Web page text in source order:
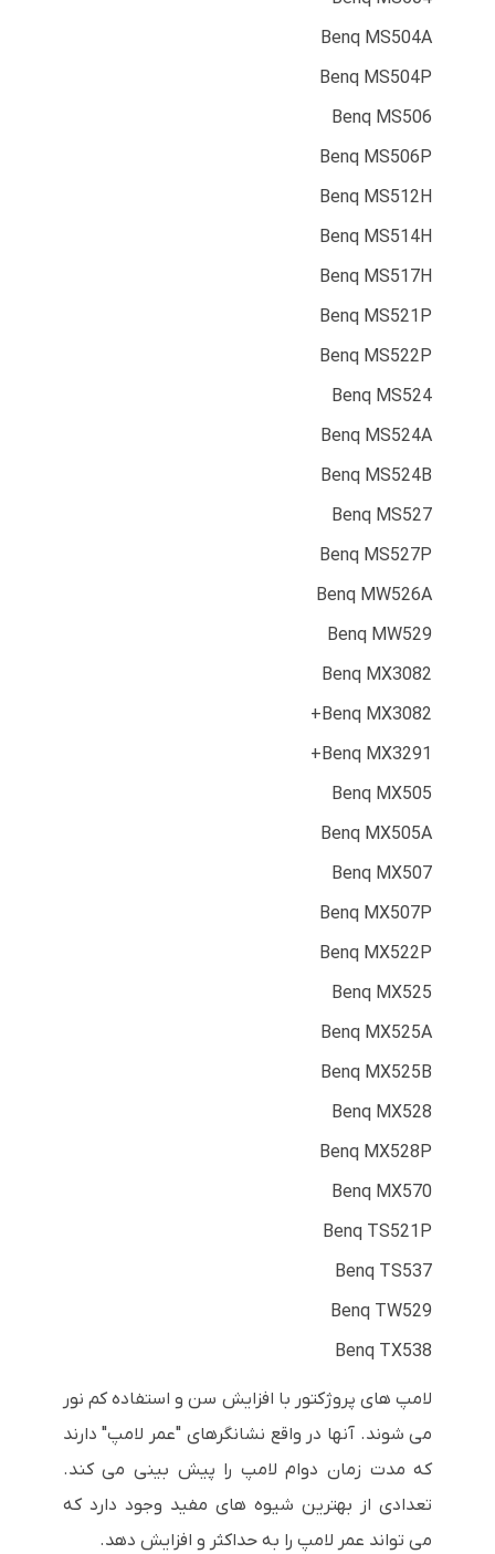
Benq MS504A
Benq MS504P
Benq MS506
Benq MS506P
Benq MS512H
Benq MS514H
Benq MS517H
Benq MS521P
Benq MS522P
Benq MS524
Benq MS524A
Benq MS524B
Benq MS527
Benq MS527P
Benq MW526A
Benq MW529
Benq MX3082
Benq MX3082+
Benq MX3291+
Benq MX505
Benq MX505A
Benq MX507
Benq MX507P
Benq MX522P
Benq MX525
Benq MX525A
Benq MX525B
Benq MX528
Benq MX528P
Benq MX570
Benq TS521P
Benq TS537
Benq TW529
Benq TX538
لامپ های پروژکتور با افزایش سن و استفاده کم نور
می شوند. آنها در واقع نشانگرهای "عمر لامپ" دارند
که مدت زمان دوام لامپ را پیش بینی می کند.
تعدادی از بهترین شیوه های مفید وجود دارد که
می تواند عمر لامپ را به حداکثر و افزایش دهد.